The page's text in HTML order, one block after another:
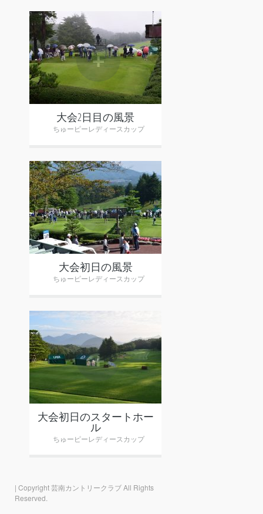
+
大会2日目の風景
ちゅーピーレディースカップ
+
大会初日の風景
ちゅーピーレディースカップ
+
大会初日のスタートホー
ル
ちゅーピーレディースカップ
| Copyright 芸南カントリークラブ All Rights
Reserved.